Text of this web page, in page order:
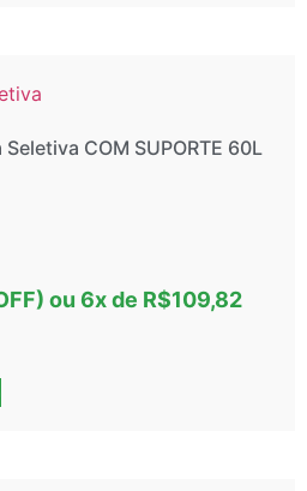
COM SUPORTE 60L
ou 6x de R$109,82